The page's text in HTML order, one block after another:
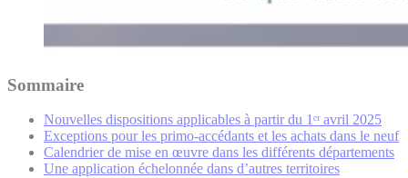
Sommaire
Nouvelles dispositions applicables à partir du 1ᵉʳ avril 2025
Exceptions pour les primo-accédants et les achats dans le neuf
Calendrier de mise en œuvre dans les différents départements
Une application échelonnée dans d’autres territoires